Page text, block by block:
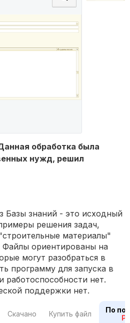
обработка была
нужд, решил
знаний - это исходный
решения задач,
материалы"
Файлы ориентированы на
могут разобраться в
программу для запуска в
работоспособности нет.
поддержки нет.
Скачано Купить файл
По